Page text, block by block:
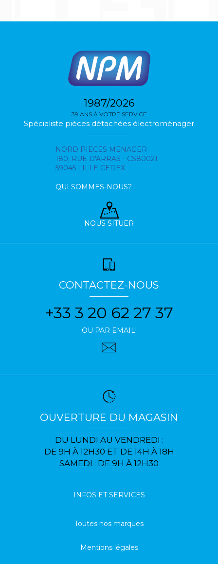
1987/2026
39 ANS À VOTRE SERVICE
Spécialiste pièces détachées électroménager
NORD PIECES MENAGER
180, RUE D'ARRAS - CS80021
59045 LILLE CEDEX
QUI SOMMES-NOUS?
NOUS SITUER
CONTACTEZ-NOUS
+33 3 20 62 27 37
OU PAR EMAIL!
OUVERTURE DU MAGASIN
DU LUNDI AU VENDREDI :
DE 9H À 12H30 ET DE 14H À 18H
SAMEDI : DE 9H À 12H30
INFOS ET SERVICES
Toutes nos marques
Mentions légales